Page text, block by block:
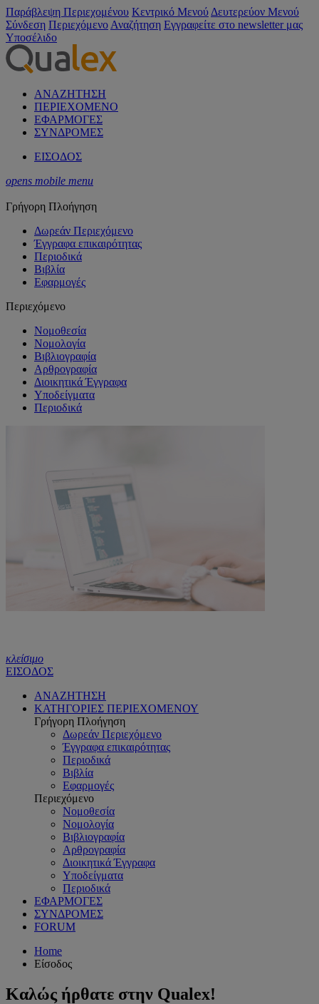
Παράβλεψη Περιεχομένου Κεντρικό Μενού Δευτερεύον Μενού
Σύνδεση Περιεχόμενο Αναζήτηση Εγγραφείτε στο newsletter μας
Υποσέλιδο
ΑΝΑΖΗΤΗΣΗ
ΠΕΡΙΕΧΟΜΕΝΟ
ΕΦΑΡΜΟΓΕΣ
ΣΥΝΔΡΟΜΕΣ
ΕΙΣΟΔΟΣ
opens mobile menu
Γρήγορη Πλοήγηση
Δωρεάν Περιεχόμενο
Έγγραφα επικαιρότητας
Περιοδικά
Βιβλία
Εφαρμογές
Περιεχόμενο
Νομοθεσία
Νομολογία
Βιβλιογραφία
Αρθρογραφία
Διοικητικά Έγγραφα
Υποδείγματα
Περιοδικά
κλείσιμο
ΕΙΣΟΔΟΣ
ΑΝΑΖΗΤΗΣΗ
ΚΑΤΗΓΟΡΙΕΣ ΠΕΡΙΕΧΟΜΕΝΟΥ
Γρήγορη Πλοήγηση
Δωρεάν Περιεχόμενο
Έγγραφα επικαιρότητας
Περιοδικά
Βιβλία
Εφαρμογές
Περιεχόμενο
Νομοθεσία
Νομολογία
Βιβλιογραφία
Αρθρογραφία
Διοικητικά Έγγραφα
Υποδείγματα
Περιοδικά
ΕΦΑΡΜΟΓΕΣ
ΣΥΝΔΡΟΜΕΣ
FORUM
Home
Είσοδος
Καλώς ήρθατε στην Qualex!